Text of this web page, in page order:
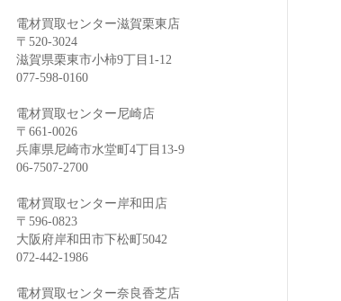
電材買取センター滋賀栗東店
〒520-3024
滋賀県栗東市小柿9丁目1-12
077-598-0160
電材買取センター尼崎店
〒661-0026
兵庫県尼崎市水堂町4丁目13-9
06-7507-2700
電材買取センター岸和田店
〒596-0823
大阪府岸和田市下松町5042
072-442-1986
電材買取センター奈良香芝店